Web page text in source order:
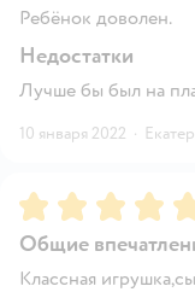
Ребёнок доволен.
Недостатки
Лучше бы был на
10 января 2022 ·
Рейтинг:5
Общие
Классная